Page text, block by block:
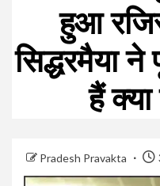
हुआ
सिद्धरमैया ने
हैं क्या
Pradesh Pravakta